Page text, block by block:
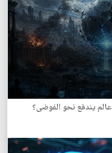
يندفع نحو الفوضى؟